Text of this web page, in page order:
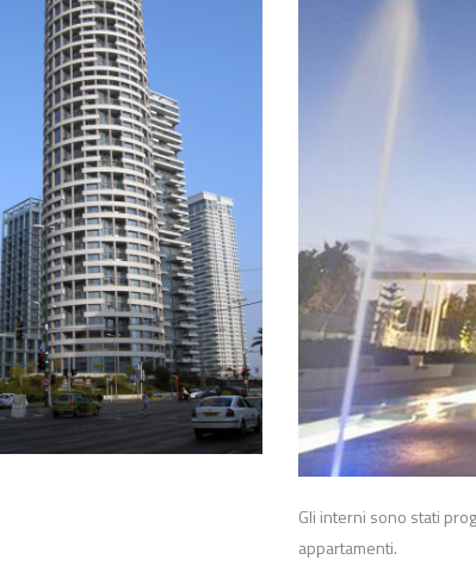
Gli interni sono stati
appartamenti.